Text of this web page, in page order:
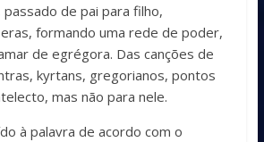
de pai para filho,
formando uma rede de poder,
de egrégora. Das canções de
kyrtans, gregorianos, pontos
mas não para nele.
à palavra de acordo com o